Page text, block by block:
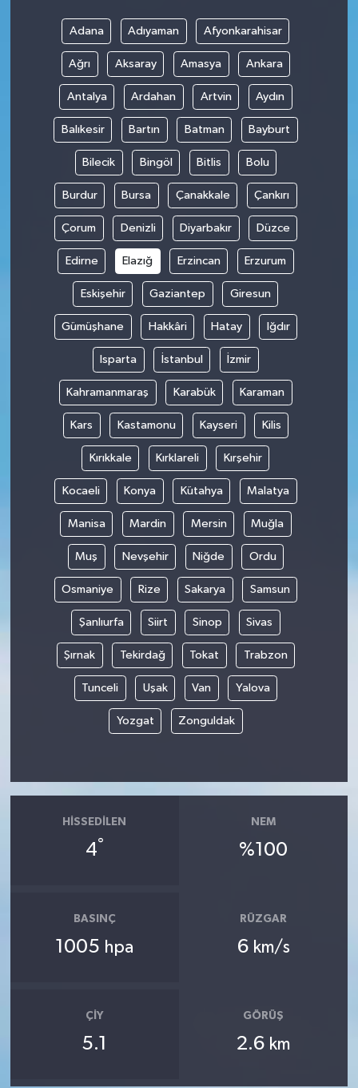
Adana Adıyaman Afyonkarahisar
Ağrı Aksaray Amasya Ankara
Antalya Ardahan Artvin Aydın
Balıkesir Bartın Batman Bayburt
Bilecik Bingöl Bitlis Bolu
Burdur Bursa Çanakkale Çankırı
Çorum Denizli Diyarbakır Düzce
Edirne Elazığ Erzincan Erzurum
Eskişehir Gaziantep Giresun
Gümüşhane Hakkâri Hatay Iğdır
Isparta İstanbul İzmir
Kahramanmaraş Karabük Karaman
Kars Kastamonu Kayseri Kilis
Kırıkkale Kırklareli Kırşehir
Kocaeli Konya Kütahya Malatya
Manisa Mardin Mersin Muğla
Muş Nevşehir Niğde Ordu
Osmaniye Rize Sakarya Samsun
Şanlıurfa Siirt Sinop Sivas
Şırnak Tekirdağ Tokat Trabzon
Tunceli Uşak Van Yalova
Yozgat Zonguldak
HISSEDILEN
4°
NEM
%100
BASINÇ
1005 hpa
RÜZGAR
6 km/s
ÇIY
5.1
GÖRÜŞ
2.6 km